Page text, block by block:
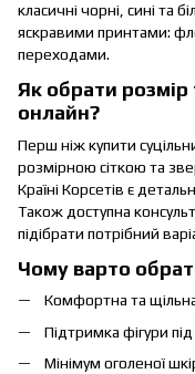
класичні чорні, сині та
яскравими принтами:
переходами.
Як обрати
онлайн?
Перш ніж купити
розмірною сіткою та
Країні Корсетів є
Також доступна
підібрати потрібний
Чому варто
Комфортна та
Підтримка фігури
Мінімум оголеної